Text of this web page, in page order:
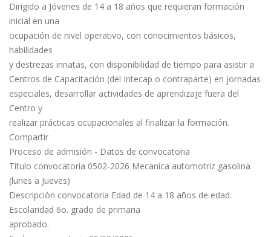
Dirigido a Jóvenes de 14 a 18 años que requieran formación
inicial en una
ocupación de nivel operativo, con conocimientos básicos,
habilidades
y destrezas innatas, con disponibilidad de tiempo para asistir a
Centros de Capacitación (del Intecap o contraparte) en jornadas
especiales, desarrollar actividades de aprendizaje fuera del
Centro y
realizar prácticas ocupacionales al finalizar la formación.
Compartir
Proceso de admisión - Datos de convocatoria
Título convocatoria 0502-2026 Mecanica automotriz gasolina
(lunes a Jueves)
Descripción convocatoria Edad de 14 a 18 años de edad.
Escolaridad 6o. grado de primaria
aprobado.